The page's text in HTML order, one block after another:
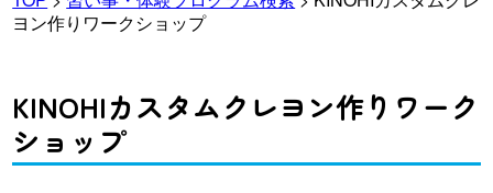
ヨン作りワークショップ
KINOHIカスタムクレヨン作りワーク
ショップ